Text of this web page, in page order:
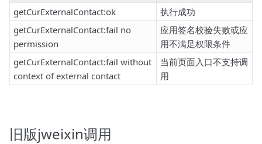
getCurExternalContact:ok
执行成功
getCurExternalContact:fail no
permission
应用签名校验失败或应
用不满足权限条件
getCurExternalContact:fail without
context of external contact
当前页面入口不支持调
用
旧版jweixin调用